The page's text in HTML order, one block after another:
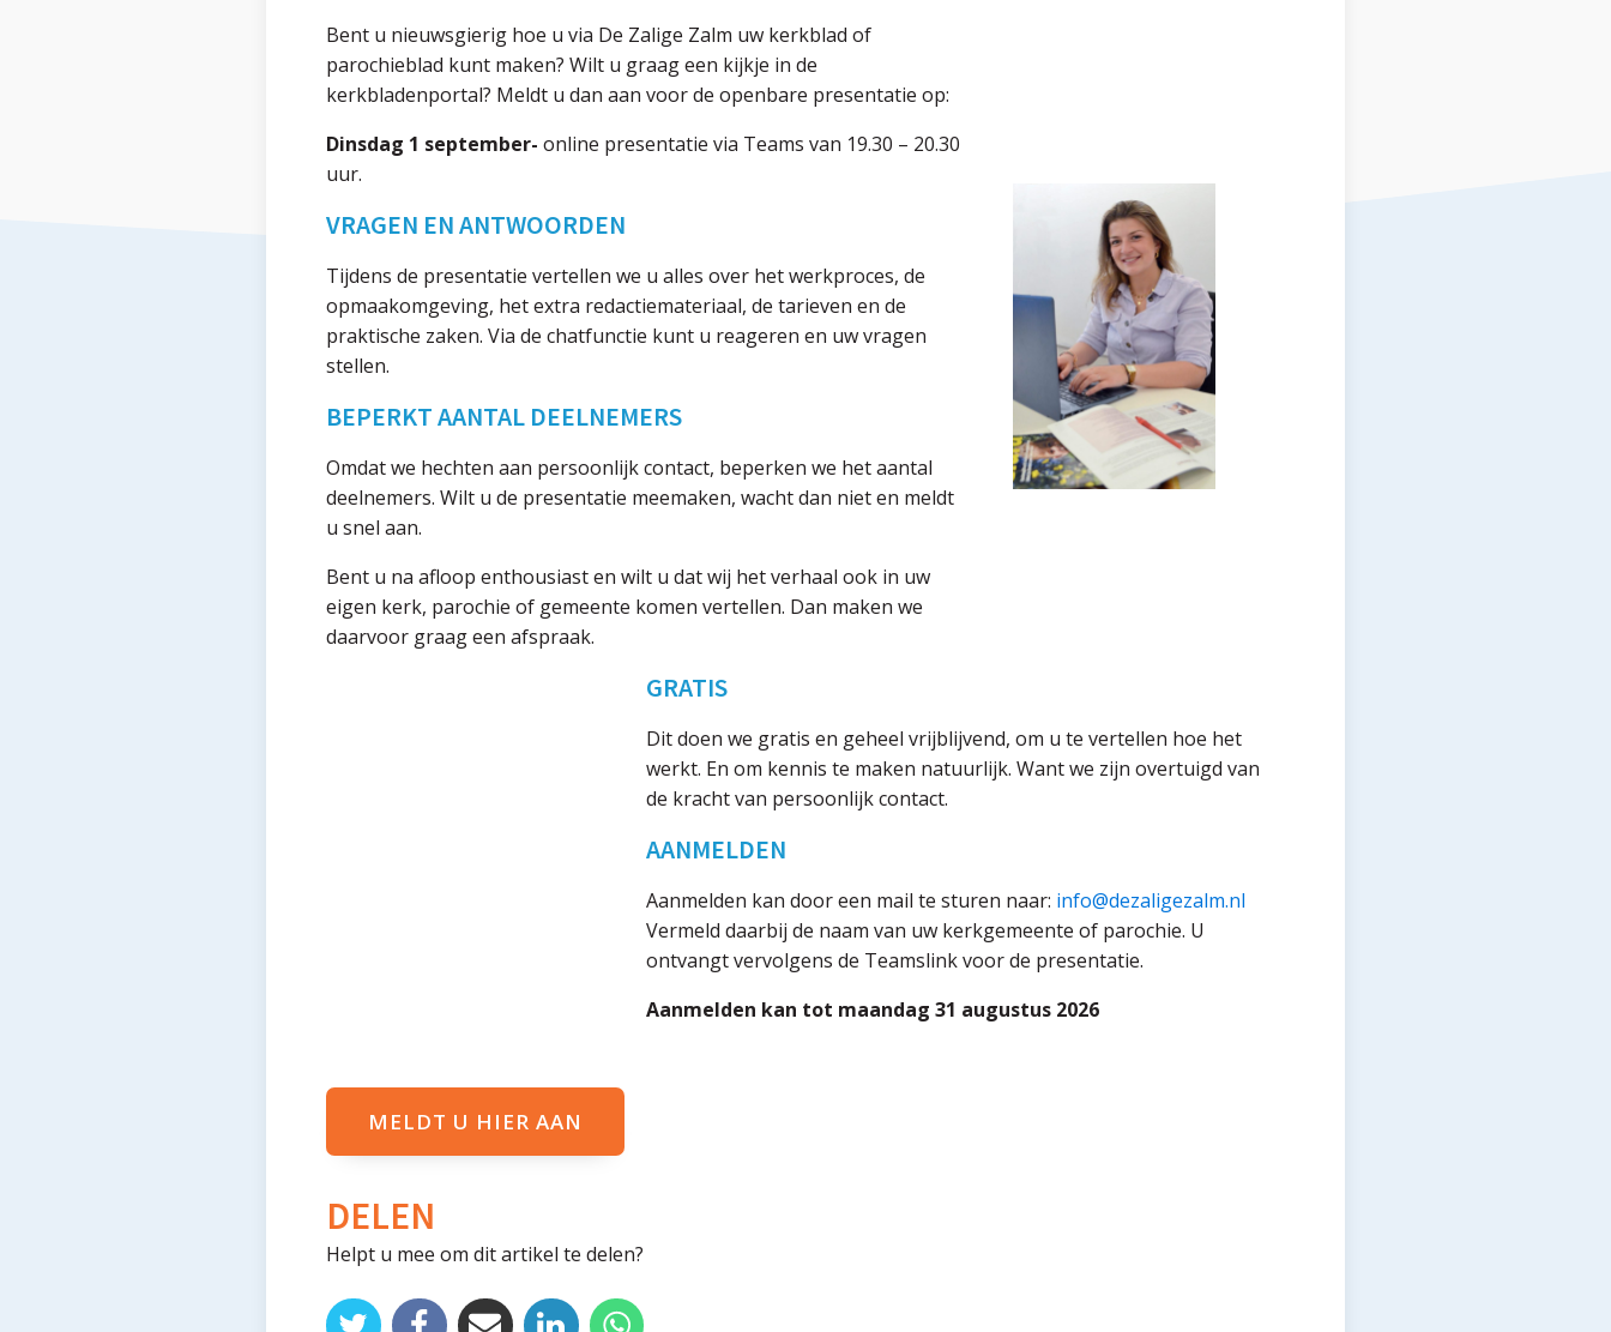
Bent u nieuwsgierig hoe u via De Zalige Zalm uw kerkblad of
parochieblad kunt maken? Wilt u graag een kijkje in de
kerkbladenportal? Meldt u dan aan voor de openbare presentatie op:
Dinsdag 1 september- online presentatie via Teams van 19.30 – 20.30
uur.
VRAGEN EN ANTWOORDEN
Tijdens de presentatie vertellen we u alles over het werkproces, de
opmaakomgeving, het extra redactiemateriaal, de tarieven en de
praktische zaken. Via de chatfunctie kunt u reageren en uw vragen
stellen.
BEPERKT AANTAL DEELNEMERS
Omdat we hechten aan persoonlijk contact, beperken we het aantal
deelnemers. Wilt u de presentatie meemaken, wacht dan niet en meldt
u snel aan.
Bent u na afloop enthousiast en wilt u dat wij het verhaal ook in uw
eigen kerk, parochie of gemeente komen vertellen. Dan maken we
daarvoor graag een afspraak.
GRATIS
Dit doen we gratis en geheel vrijblijvend, om u te vertellen hoe het
werkt. En om kennis te maken natuurlijk. Want we zijn overtuigd van
de kracht van persoonlijk contact.
AANMELDEN
Aanmelden kan door een mail te sturen naar: info@dezaligezalm.nl
Vermeld daarbij de naam van uw kerkgemeente of parochie. U
ontvangt vervolgens de Teamslink voor de presentatie.
Aanmelden kan tot maandag 31 augustus 2026
MELDT U HIER AAN
DELEN
Helpt u mee om dit artikel te delen?